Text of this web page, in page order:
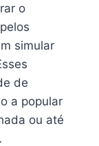
o
simular
de
a popular
ou até